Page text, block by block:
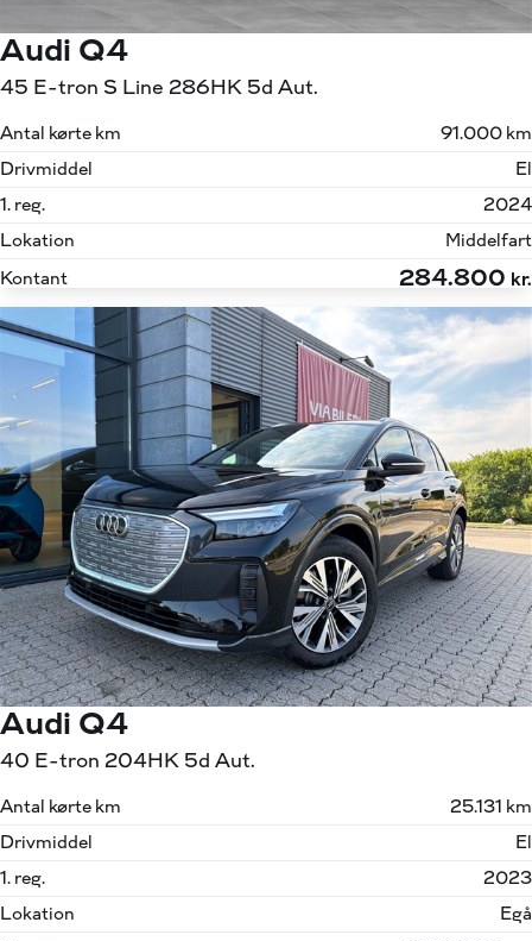
Audi Q4
45 E-tron S Line 286HK 5d Aut.
Antal kørte km
91.000 km
Drivmiddel
El
1. reg.
2024
Lokation
Middelfart
Kontant
284.800 kr.
Audi Q4
40 E-tron 204HK 5d Aut.
Antal kørte km
25.131 km
Drivmiddel
El
1. reg.
2023
Lokation
Egå